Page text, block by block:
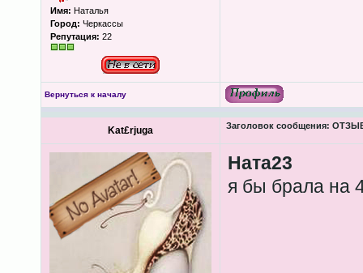
Имя: Наталья
Город: Черкассы
Репутация: 22
Вернуться к началу
Kat£rjuga Заголовок сообщения:
Ната23
я бы брала на